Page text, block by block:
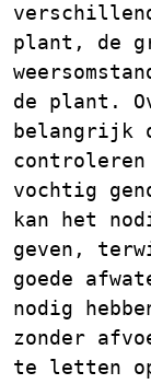
plant, de
de plant.
belangrijk
vochtig
kan het
geven,
goede
nodig
zonder
te letten